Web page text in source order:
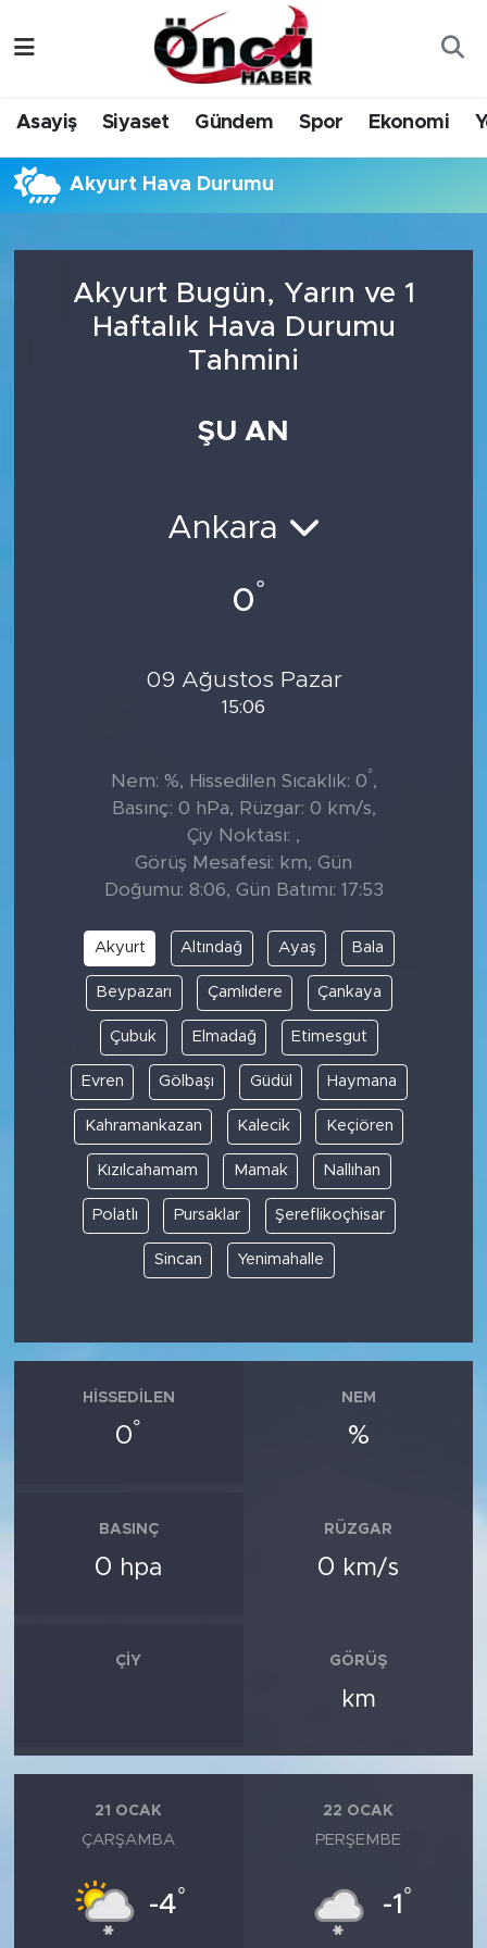
Asayiş Siyaset Gündem Spor Ekonomi
Akyurt Hava Durumu
Akyurt Bugün, Yarın ve 1
Haftalık Hava Durumu
Tahmini
ŞU AN
Ankara
0°
09 Ağustos Pazar
15:06
Nem: %, Hissedilen Sıcaklık: 0°,
Basınç: 0 hPa, Rüzgar: 0 km/s,
Çiy Noktası: ,
Görüş Mesafesi: km, Gün
Doğumu: 8:06, Gün Batımı: 17:53
Akyurt Altındağ Ayaş Bala
Beypazarı Çamlıdere Çankaya
Çubuk Elmadağ Etimesgut
Evren Gölbaşı Güdül Haymana
Kahramankazan Kalecik Keçiören
Kızılcahamam Mamak Nallıhan
Polatlı Pursaklar Şereflikoçhisar
Sincan Yenimahalle
HISSEDILEN
0°
NEM
%
BASINÇ
0 hpa
RÜZGAR
0 km/s
ÇIY GÖRÜŞ
km
21 OCAK
ÇARŞAMBA
-4°
22 OCAK
PERŞEMBE
-1 °
Gündem
Sağlık & Çevre
Spor
Siyaset
Düzce Nöbetçi Eczaneler
Düzce Hava Durumu
Düzce Namaz Vakitleri
Düzce Trafik Yoğunluk Haritası
Süper Lig Puan Durumu ve Fikstür
Tüm Manşetler